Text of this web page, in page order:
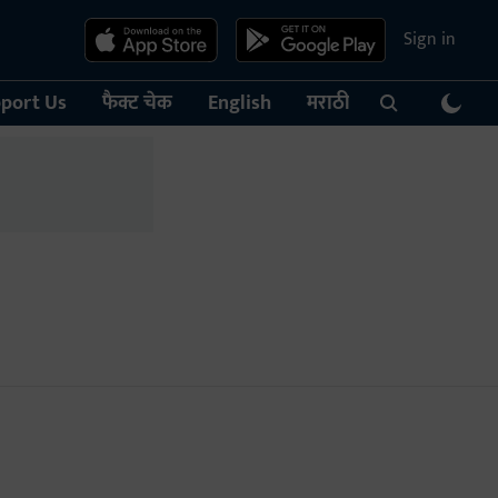
Sign in
Us फैक्ट चेक English मराठी